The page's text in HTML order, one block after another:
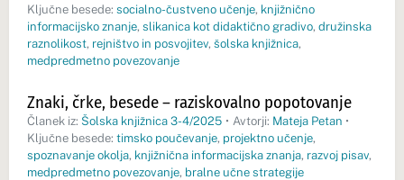
Ključne besede: socialno-čustveno učenje, knjižnično
informacijsko znanje, slikanica kot didaktično gradivo, družinska
raznolikost, rejništvo in posvojitev, šolska knjižnica,
medpredmetno povezovanje
Znaki, črke, besede – raziskovalno popotovanje
Članek iz: Šolska knjižnica 3-4/2025 • Avtorji: Mateja Petan •
Ključne besede: timsko poučevanje, projektno učenje,
spoznavanje okolja, knjižnična informacijska znanja, razvoj pisav,
medpredmetno povezovanje, bralne učne strategije